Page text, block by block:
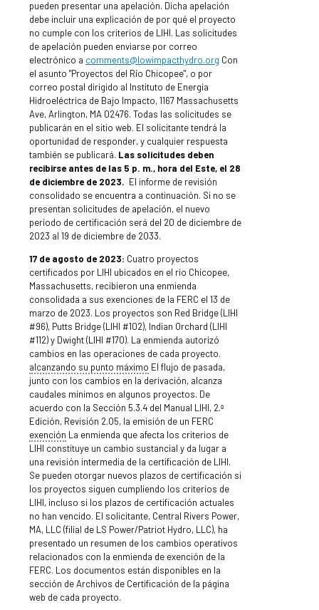
pueden presentar una apelación. Dicha apelación
debe incluir una explicación de por qué el proyecto
no cumple con los criterios de LIHI. Las solicitudes
de apelación pueden enviarse por correo
electrónico a comments@lowimpacthydro.org Con
el asunto "Proyectos del Río Chicopee", o por
correo postal dirigido al Instituto de Energía
Hidroeléctrica de Bajo Impacto, 1167 Massachusetts
Ave, Arlington, MA 02476. Todas las solicitudes se
publicarán en el sitio web. El solicitante tendrá la
oportunidad de responder, y cualquier respuesta
también se publicará. Las solicitudes deben
recibirse antes de las 5 p. m., hora del Este, el 28
de diciembre de 2023. El informe de revisión
consolidado se encuentra a continuación. Si no se
presentan solicitudes de apelación, el nuevo
período de certificación será del 20 de diciembre de
2023 al 19 de diciembre de 2033.
17 de agosto de 2023: Cuatro proyectos
certificados por LIHI ubicados en el río Chicopee,
Massachusetts, recibieron una enmienda
consolidada a sus exenciones de la FERC el 13 de
marzo de 2023. Los proyectos son Red Bridge (LIHI
#96), Putts Bridge (LIHI #102), Indian Orchard (LIHI
#112) y Dwight (LIHI #170). La enmienda autorizó
cambios en las operaciones de cada proyecto.
alcanzando su punto máximo El flujo de pasada,
junto con los cambios en la derivación, alcanza
caudales mínimos en algunos proyectos. De
acuerdo con la Sección 5.3.4 del Manual LIHI, 2.ª
Edición, Revisión 2.05, la emisión de un FERC
exención La enmienda que afecta los criterios de
LIHI constituye un cambio sustancial y da lugar a
una revisión intermedia de la certificación de LIHI.
Se pueden otorgar nuevos plazos de certificación si
los proyectos siguen cumpliendo los criterios de
LIHI, incluso si los plazos de certificación actuales
no han vencido. El solicitante, Central Rivers Power,
MA, LLC (filial de LS Power/Patriot Hydro, LLC), ha
presentado un resumen de los cambios operativos
relacionados con la enmienda de exención de la
FERC. Los documentos están disponibles en la
sección de Archivos de Certificación de la página
web de cada proyecto.